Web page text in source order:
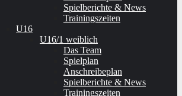
Spielberichte & News
Trainingszeiten
U16
U16/1 weiblich
Das Team
Spielplan
Anschreibeplan
Spielberichte & News
Trainingszeiten